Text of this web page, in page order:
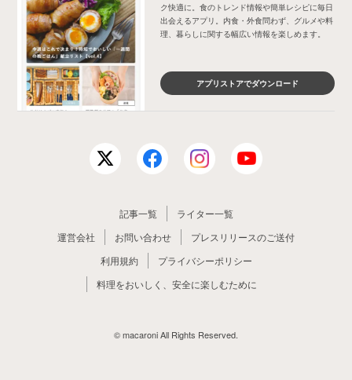
ク快適に。食のトレンド情報や簡単レシピに毎日
出会えるアプリ。内食・外食問わず、グルメや料
理、暮らしに関する幅広い情報を楽しめます。
アプリストアでダウンロード
記事一覧
ライター一覧
運営会社
お問い合わせ
プレスリリースのご送付
利用規約
プライバシーポリシー
料理をおいしく、安全に楽しむために
© macaroni All Rights Reserved.